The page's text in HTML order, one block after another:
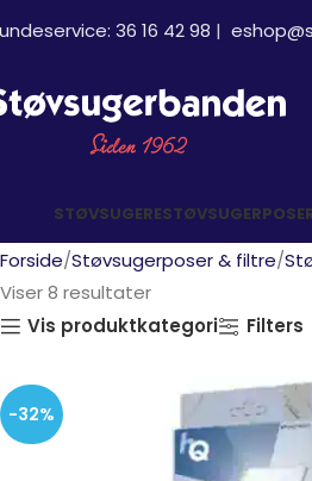
36 16 42 98 |
STØVSUGERE
Forside Støvsugerposer & filtre
Viser 8 resultater
Vis produktkategori
Filters
-32%